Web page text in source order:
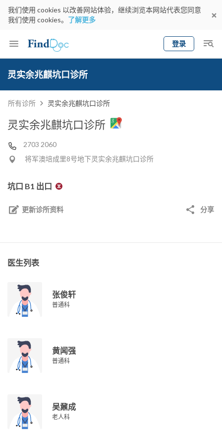
我们使用 cookies 以改善网站体验，继续浏览本网站代表您同意
我们使用 cookies。 了解更多
登录
Keyword
灵实余兆麒坑口诊所
所有诊所 灵实余兆麒坑口诊所
灵实余兆麒坑口诊所
2703 2060
将军澳培成里8号地下灵实余兆麒坑口诊所
坑口 B1 出口
更新诊所资料 分享
医生列表
张俊轩
普通科
黄闻强
普通科
吴鼐成
老人科